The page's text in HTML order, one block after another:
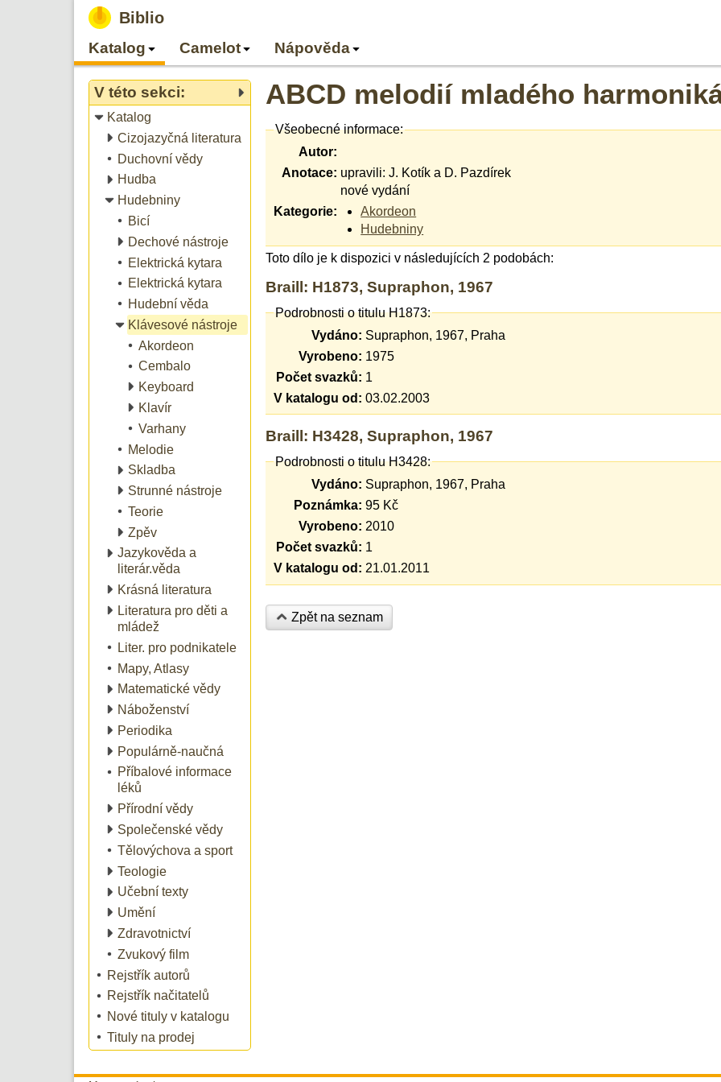
Biblio
Katalog Camelot Nápověda
V této sekci:
Katalog
Cizojazyčná literatura
Duchovní vědy
Hudba
Hudebniny
Bicí
Dechové nástroje
Elektrická kytara
Elektrická kytara
Hudební věda
Klávesové nástroje
Akordeon
Cembalo
Keyboard
Klavír
Varhany
Melodie
Skladba
Strunné nástroje
Teorie
Zpěv
Jazykověda a
literár.věda
Krásná literatura
Literatura pro děti a
mládež
Liter. pro podnikatele
Mapy, Atlasy
Matematické vědy
Náboženství
Periodika
Populárně-naučná
Příbalové informace
léků
Přírodní vědy
Společenské vědy
Tělovýchova a sport
Teologie
Učební texty
Umění
Zdravotnictví
Zvukový film
Rejstřík autorů
Rejstřík načitatelů
Nové tituly v katalogu
Tituly na prodej
ABCD melodií mladého
Všeobecné informace:
Autor:
Anotace: upravili: J. Kotík a D. Pazdírek
nové vydání
Kategorie:
Akordeon
Hudebniny
Toto dílo je k dispozici v následujících 2 podobách:
Braill: H1873, Supraphon, 1967
Podrobnosti o titulu H1873:
Vydáno: Supraphon, 1967, Praha
Vyrobeno: 1975
Počet svazků: 1
V katalogu od: 03.02.2003
Braill: H3428, Supraphon, 1967
Podrobnosti o titulu H3428:
Vydáno: Supraphon, 1967, Praha
Poznámka: 95 Kč
Vyrobeno: 2010
Počet svazků: 1
V katalogu od: 21.01.2011
Zpět na seznam